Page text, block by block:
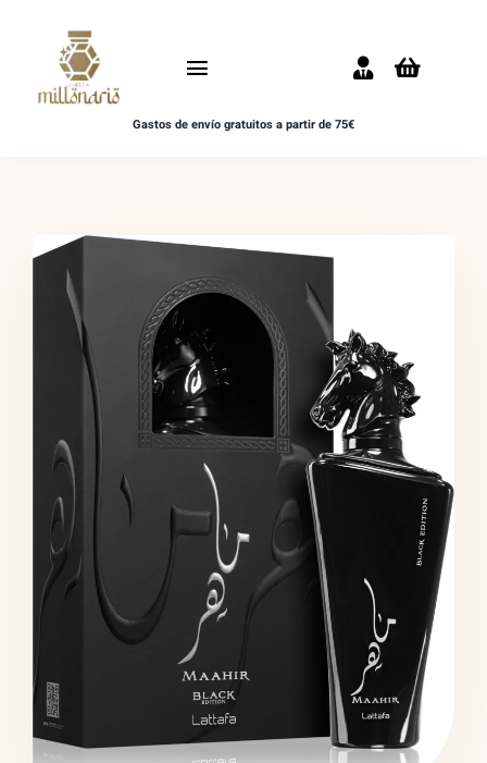
contenido
Toggle
Navigation
UNISEX
HOMBRE
MUESTRAS
LATTAFA
MARCAS
Gastos de envío gratuitos a partir de 75€